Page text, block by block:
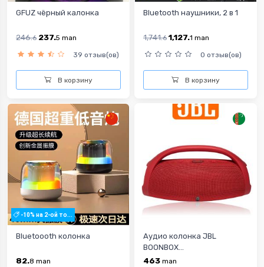
GFUZ чёрный калонка
246.6 237.5 man
39 отзыв(ов)
В корзину
Bluetooth наушники, 2 в 1
1,741.6 1,127.1 man
0 отзыв(ов)
В корзину
-10% на 2-ой то...
Bluetoooth колонка
82.8 man
Аудио колонка JBL
BOONBOX...
463 man